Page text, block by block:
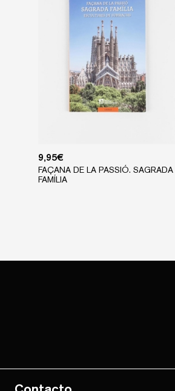
9,95€
FAÇANA DE LA PASSIÓ. SAGRADA
FAMÍLIA